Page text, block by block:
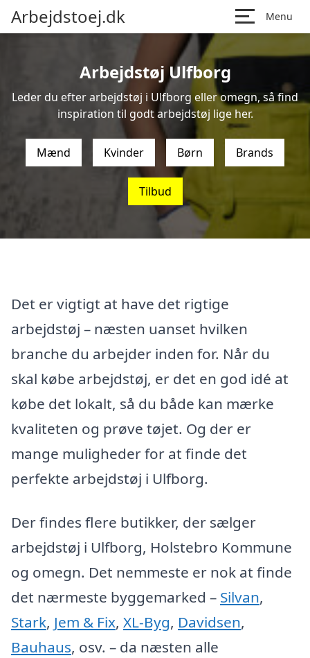
Arbejdstoej.dk Menu
Arbejdstøj Ulfborg
Leder du efter arbejdstøj i Ulfborg eller omegn, så find
inspiration til godt arbejdstøj lige her.
Mænd Kvinder Børn Brands
Tilbud
Det er vigtigt at have det rigtige
arbejdstøj – næsten uanset hvilken
branche du arbejder inden for. Når du
skal købe arbejdstøj, er det en god idé at
købe det lokalt, så du både kan mærke
kvaliteten og prøve tøjet. Og der er
mange muligheder for at finde det
perfekte arbejdstøj i Ulfborg.
Der findes flere butikker, der sælger
arbejdstøj i Ulfborg, Holstebro Kommune
og omegn. Det nemmeste er nok at finde
det nærmeste byggemarked – Silvan,
Stark, Jem & Fix, XL-Byg, Davidsen,
Bauhaus, osv. – da næsten alle